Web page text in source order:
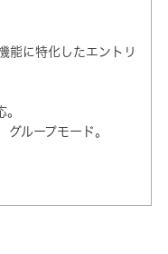
能に特化したエントリ
ループモード。